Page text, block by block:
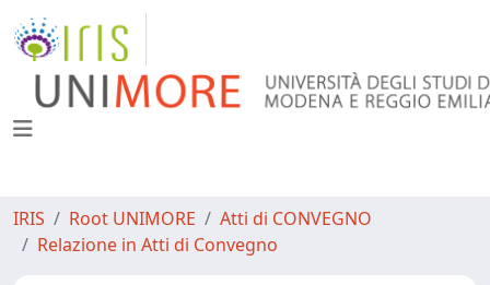
IRIS Root UNIMORE
Atti di CONVEGNO
Relazione in Atti di Convegno